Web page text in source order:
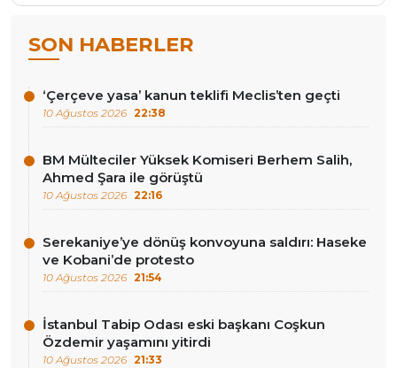
SON HABERLER
‘Çerçeve yasa’ kanun teklifi Meclis’ten geçti
10 Ağustos 2026 22:38
BM Mülteciler Yüksek Komiseri Berhem Salih,
Ahmed Şara ile görüştü
10 Ağustos 2026 22:16
Serekaniye’ye dönüş konvoyuna saldırı: Haseke
ve Kobani’de protesto
10 Ağustos 2026 21:54
İstanbul Tabip Odası eski başkanı Coşkun
Özdemir yaşamını yitirdi
10 Ağustos 2026 21:33